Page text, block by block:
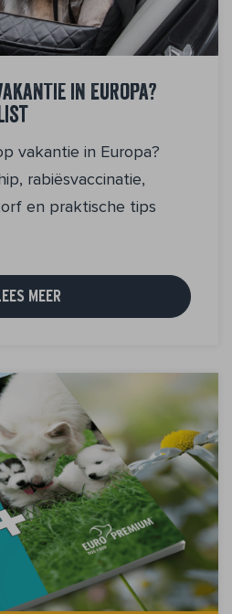
in Europa?
vakantie in Europa?
rabiësvaccinatie,
en praktische tips
MEER